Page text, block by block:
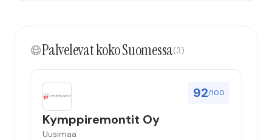
mahdollisuus että palveluita käytän”
Palvelevat koko Suomessa(3)
92/100
Kymppiremontit Oy
Uusimaa